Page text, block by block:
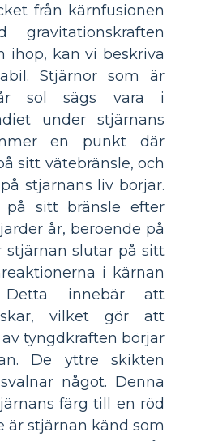
från kärnfusionen
gravitationskraften
ihop, kan vi beskriva
Stjärnor som är
sol sägs vara i
under stjärnans
en punkt där
sitt vätebränsle, och
stjärnans liv börjar.
sitt bränsle efter
år, beroende på
stjärnan slutar på sitt
i kärnan
innebär att
vilket gör att
tyngdkraften börjar
De yttre skikten
något. Denna
färg till en röd
är stjärnan känd som